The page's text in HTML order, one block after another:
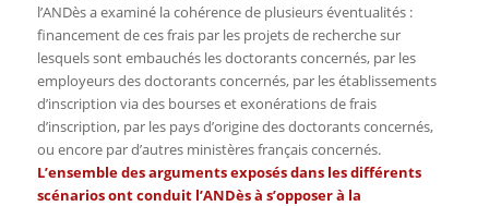
l’ANDès a examiné la cohérence de plusieurs éventualités :
financement de ces frais par les projets de recherche sur
lesquels sont embauchés les doctorants concernés, par les
employeurs des doctorants concernés, par les établissements
d’inscription via des bourses et exonérations de frais
d’inscription, par les pays d’origine des doctorants concernés,
ou encore par d’autres ministères français concernés.
L’ensemble des arguments exposés dans les différents
scénarios ont conduit l’ANDès à s’opposer à la